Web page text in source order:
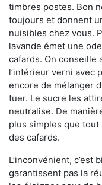
timbres postes. Bon
toujours et donnent
nuisibles chez vous.
lavande émet une
cafards. On conseille
l’intérieur verni avec
encore de mélanger
tuer. Le sucre les
neutralise. De
plus simples que
des cafards.
L’inconvénient, c’est
garantissent pas la